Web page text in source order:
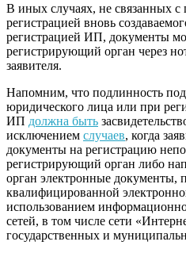
В иных случаях, не связанных с
регистрацией вновь
регистрацией ИП, документы
регистрирующий орган через
заявителя.
Напомним, что подлинность
юридического лица или при
ИП должна быть
исключением случаев, когда
документы на регистрацию
регистрирующий орган либо
орган электронные документы,
квалифицированной
использованием
сетей, в том числе сети
государственных и